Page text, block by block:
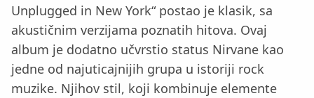
Unplugged in New York“ postao je klasik, sa
akustičnim verzijama poznatih hitova. Ovaj
album je dodatno učvrstio status Nirvane kao
jedne od najuticajnijih grupa u istoriji rock
muzike. Njihov stil, koji kombinuje elemente